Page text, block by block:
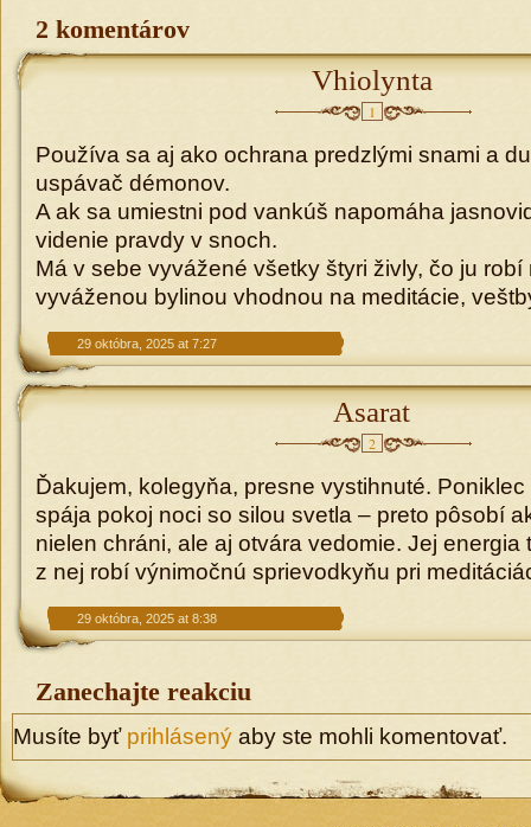
2 komentárov
Vhiolynta
1
Používa sa aj ako ochrana predzlými snami a
uspávač démonov.
A ak sa umiestni pod vankúš napomáha
videnie pravdy v snoch.
Má v sebe vyvážené všetky štyri živly, čo ju robí
vyváženou bylinou vhodnou na meditácie,
29 októbra, 2025 at 7:27
Asarat
2
Ďakujem, kolegyňa, presne vystihnuté.
spája pokoj noci so silou svetla – preto pôsobí
nielen chráni, ale aj otvára vedomie. Jej energia
z nej robí výnimočnú sprievodkyňu pri
29 októbra, 2025 at 8:38
Zanechajte reakciu
Musíte byť prihlásený aby ste mohli komentovať.